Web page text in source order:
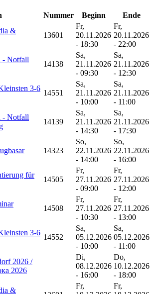
Nummer Beginn
Ende
&
13601
Fr,
20.11.2026
- 18:30
Fr,
20.11.2026
- 22:00
- Notfall
14138
Sa,
21.11.2026
- 09:30
Sa,
21.11.2026
- 12:30
3-6
14551
Sa,
21.11.2026
- 10:00
Sa,
21.11.2026
- 11:00
- Notfall
14139
Sa,
21.11.2026
- 14:30
Sa,
21.11.2026
- 17:30
14323
So,
22.11.2026
- 14:00
So,
22.11.2026
- 16:00
für
14505
Fr,
27.11.2026
- 09:00
Fr,
27.11.2026
- 12:00
14508
Fr,
27.11.2026
- 10:30
Fr,
27.11.2026
- 13:00
3-6
14552
Sa,
05.12.2026
- 10:00
Sa,
05.12.2026
- 11:00
2026 /
2026
Di,
08.12.2026
- 16:00
Do,
10.12.2026
- 18:00
&
Fr,
Fr,